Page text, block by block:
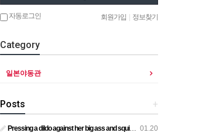
자동로그인 회원가입 정보찾기
Category
일본야동관
+
Posts
01.20
Pressing a dildo against her big ass and squirting from below